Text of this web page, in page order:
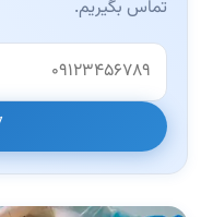
تماس بگیریم.
وب‌سایت (این فیلد را